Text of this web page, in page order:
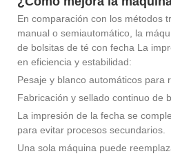
En comparación con los métodos
manual o semiautomático, la
de bolsitas de té con fecha La
en eficiencia y estabilidad:
Pesaje y blanco automáticos para
Fabricación y sellado continuo de
La impresión de la fecha se
para evitar procesos secundarios.
Una sola máquina puede